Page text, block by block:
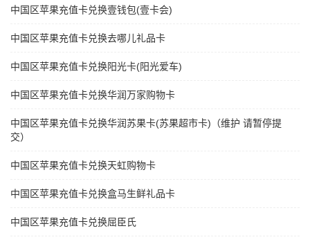
中国区苹果充值卡兑换壹钱包(壹卡会)
中国区苹果充值卡兑换去哪儿礼品卡
中国区苹果充值卡兑换阳光卡(阳光爱车)
中国区苹果充值卡兑换华润万家购物卡
中国区苹果充值卡兑换华润苏果卡(苏果超市卡)（维护 请暂停提
交）
中国区苹果充值卡兑换天虹购物卡
中国区苹果充值卡兑换盒马生鲜礼品卡
中国区苹果充值卡兑换屈臣氏